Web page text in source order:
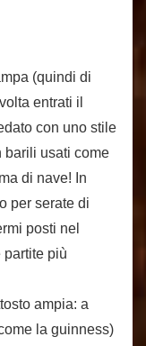
(quindi di
entrati il
con uno stile
barili usati come
di nave! In
per serate di
posti nel
partite più
ampia: a
la guinness)